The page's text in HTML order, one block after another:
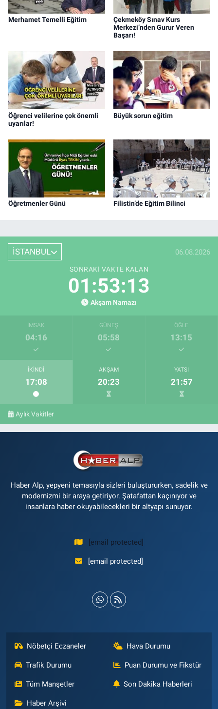
Merhamet Temelli Eğitim
Çekmeköy Sınav Kurs
Merkezi’nden Gurur Veren
Başarı!
Öğrenci velilerine çok önemli
uyarılar!
Büyük sorun eğitim
Öğretmenler Günü Filistin’de Eğitim Bilinci
İSTANBUL 06.08.2026
SONRAKI VAKTE KALAN
01:53:12
Akşam Namazı
İMSAK
04:16
GÜNEŞ
05:58
ÖĞLE
13:15
İKINDI
17:08
AKŞAM
20:23
YATSI
21:57
Aylık Vakitler
Haber Alp, yepyeni temasıyla sizleri buluştururken, sadelik ve
modernizmi bir araya getiriyor. Şatafattan kaçınıyor ve
insanlara haber okuyabilecekleri bir altyapı sunuyor.
[email protected]
[email protected]
Nöbetçi Eczaneler Hava Durumu
Trafik Durumu Puan Durumu ve Fikstür
Tüm Manşetler Son Dakika Haberleri
Haber Arşivi